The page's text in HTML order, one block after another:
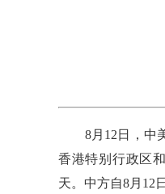
8月12日，中美
香港特别行政区
天。中方自8月12